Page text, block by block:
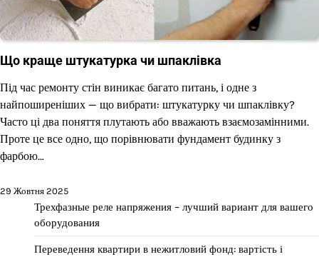
Що краще штукатурка чи шпаклівка
Під час ремонту стін виникає багато питань, і одне з
найпоширеніших — що вибрати: штукатурку чи шпаклівку?
Часто ці два поняття плутають або вважають взаємозамінними.
Проте це все одно, що порівнювати фундамент будинку з
фарбою…
29 Жовтня 2025
Трехфазные реле напряжения – лучший вариант для вашего
оборудования
Переведення квартири в нежитловий фонд: вартість і